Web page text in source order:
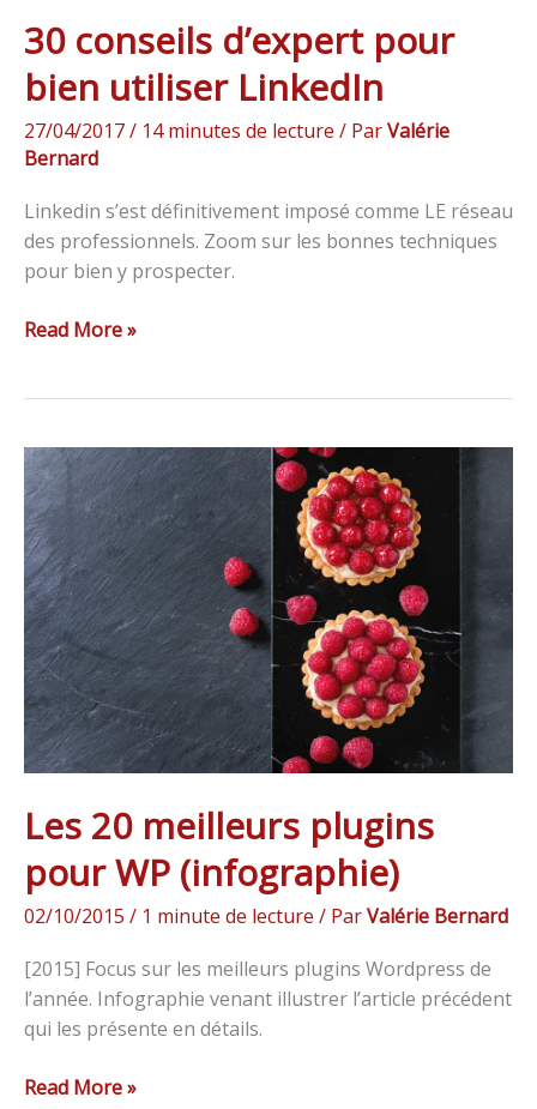
30 conseils d’expert pour
bien utiliser LinkedIn
27/04/2017/ 14 minutes de lecture / ParValérie
Bernard
Linkedin s’est définitivement imposé comme LE réseau
des professionnels. Zoom sur les bonnes techniques
pour bien y prospecter.
Read More »
Les 20 meilleurs plugins
pour WP (infographie)
02/10/2015 / 1 minute de lecture / ParValérie Bernard
[2015] Focus sur les meilleurs plugins Wordpress de
l’année. Infographie venant illustrer l’article précédent
qui les présente en détails.
Les
20
meilleurs
plugins
pour
WP
(infographie)
Read More »